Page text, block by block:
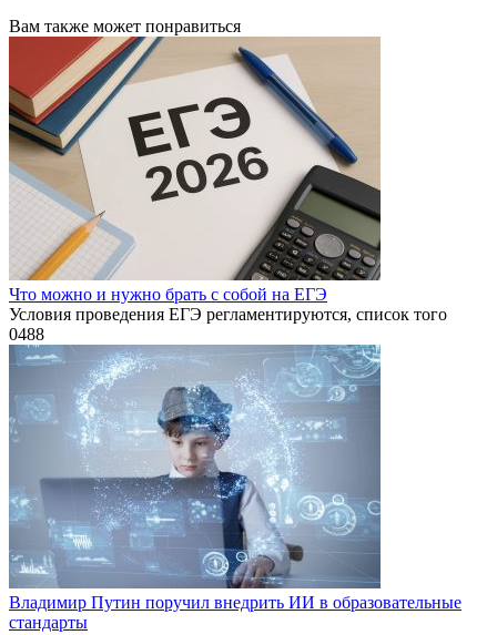
Вам также может понравиться
Что можно и нужно брать с собой на ЕГЭ
Условия проведения ЕГЭ регламентируются, список того
0488
Владимир Путин поручил внедрить ИИ в образовательные
стандарты